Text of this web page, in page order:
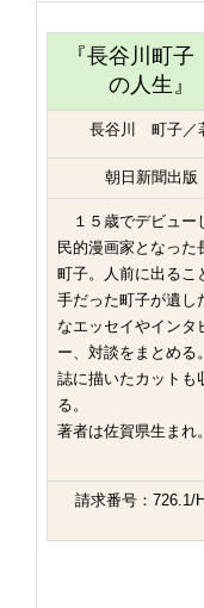
『長谷川町
の人生』
長谷川 町子／
朝日新聞出版
１５歳でデビュー
民的漫画家となった
町子。人前に出るこ
手だった町子が遺し
なエッセイやインタ
ー、対談をまとめる
誌に描いたカットも
る。
著者は佐賀県生まれ。
請求番号：726.1/